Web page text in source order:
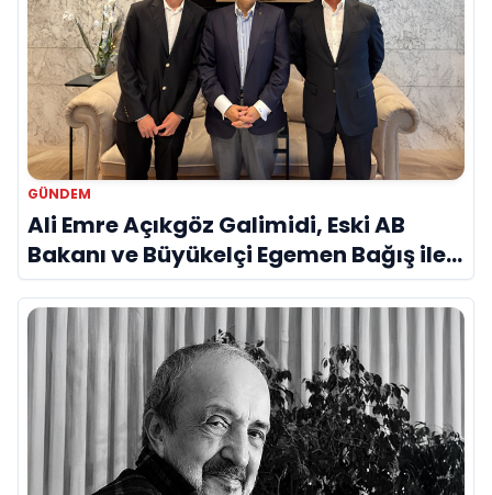
GÜNDEM
Ali Emre Açıkgöz Galimidi, Eski AB
Bakanı ve Büyükelçi Egemen Bağış ile
Bir Araya Geldi